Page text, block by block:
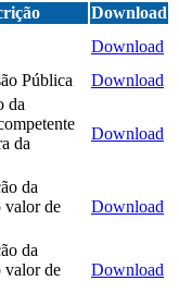
Download
Download
Pública Download
da
da
Download
da
valor de
Download
da
valor de
Download